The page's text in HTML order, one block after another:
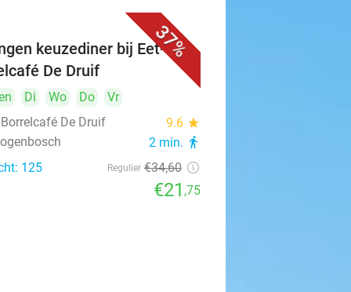
37%
keuzediner bij Eet- &
De Druif
Di Wo Do
Vr
Borrelcafé De Druif
9.6 star
2 min. directions_walk
125 Regulier €34,60
€21 ,75